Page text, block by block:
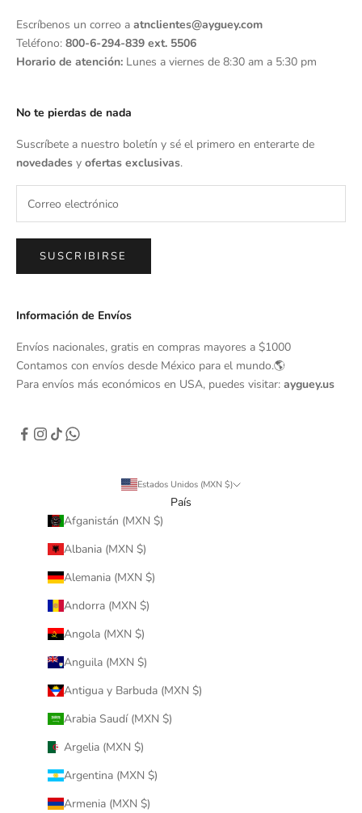
Escríbenos un correo a atnclientes@ayguey.com
Teléfono: 800-6-294-839 ext. 5506
Horario de atención: Lunes a viernes de 8:30 am a 5:30 pm
No te pierdas de nada
Suscríbete a nuestro boletín y sé el primero en enterarte de
novedades y ofertas exclusivas.
SUSCRIBIRSE
Información de Envíos
Envíos nacionales, gratis en compras mayores a $1000
Contamos con envíos desde México para el mundo.🌎
Para envíos más económicos en USA, puedes visitar: ayguey.us
Estados Unidos (MXN $)
País
Afganistán (MXN $)
Albania (MXN $)
Alemania (MXN $)
Andorra (MXN $)
Angola (MXN $)
Anguila (MXN $)
Antigua y Barbuda (MXN $)
Arabia Saudí (MXN $)
Argelia (MXN $)
Argentina (MXN $)
Armenia (MXN $)